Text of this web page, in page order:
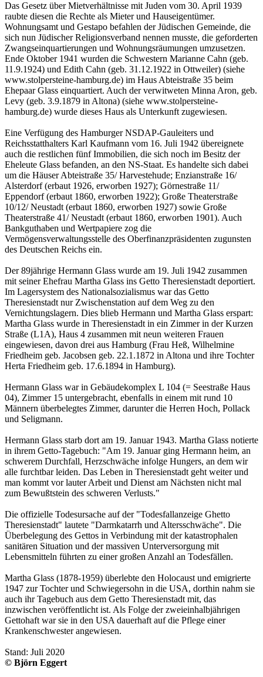
Das Gesetz über Mietverhältnisse mit Juden vom 30. April 1939
raubte diesen die Rechte als Mieter und Hauseigentümer.
Wohnungsamt und Gestapo befahlen der Jüdischen Gemeinde, die
sich nun Jüdischer Religionsverband nennen musste, die geforderten
Zwangseinquartierungen und Wohnungsräumungen umzusetzen.
Ende Oktober 1941 wurden die Schwestern Marianne Cahn (geb.
11.9.1924) und Edith Cahn (geb. 31.12.1922 in Ottweiler) (siehe
www.stolpersteine-hamburg.de) im Haus Abteistraße 35 beim
Ehepaar Glass einquartiert. Auch der verwitweten Minna Aron, geb.
Levy (geb. 3.9.1879 in Altona) (siehe www.stolpersteine-
hamburg.de) wurde dieses Haus als Unterkunft zugewiesen.
Eine Verfügung des Hamburger NSDAP-Gauleiters und
Reichsstatthalters Karl Kaufmann vom 16. Juli 1942 übereignete
auch die restlichen fünf Immobilien, die sich noch im Besitz der
Eheleute Glass befanden, an den NS-Staat. Es handelte sich dabei
um die Häuser Abteistraße 35/ Harvestehude; Enzianstraße 16/
Alsterdorf (erbaut 1926, erworben 1927); Görnestraße 11/
Eppendorf (erbaut 1860, erworben 1922); Große Theaterstraße
10/12/ Neustadt (erbaut 1860, erworben 1927) sowie Große
Theaterstraße 41/ Neustadt (erbaut 1860, erworben 1901). Auch
Bankguthaben und Wertpapiere zog die
Vermögensverwaltungsstelle des Oberfinanzpräsidenten zugunsten
des Deutschen Reichs ein.
Der 89jährige Hermann Glass wurde am 19. Juli 1942 zusammen
mit seiner Ehefrau Martha Glass ins Getto Theresienstadt deportiert.
Im Lagersystem des Nationalsozialismus war das Getto
Theresienstadt nur Zwischenstation auf dem Weg zu den
Vernichtungslagern. Dies blieb Hermann und Martha Glass erspart:
Martha Glass wurde in Theresienstadt in ein Zimmer in der Kurzen
Straße (L1A), Haus 4 zusammen mit neun weiteren Frauen
eingewiesen, davon drei aus Hamburg (Frau Heß, Wilhelmine
Friedheim geb. Jacobsen geb. 22.1.1872 in Altona und ihre Tochter
Herta Friedheim geb. 17.6.1894 in Hamburg).
Hermann Glass war in Gebäudekomplex L 104 (= Seestraße Haus
04), Zimmer 15 untergebracht, ebenfalls in einem mit rund 10
Männern überbelegtes Zimmer, darunter die Herren Hoch, Pollack
und Seligmann.
Hermann Glass starb dort am 19. Januar 1943. Martha Glass notierte
in ihrem Getto-Tagebuch: "Am 19. Januar ging Hermann heim, an
schwerem Durchfall, Herzschwäche infolge Hungers, an dem wir
alle furchtbar leiden. Das Leben in Theresienstadt geht weiter und
man kommt vor lauter Arbeit und Dienst am Nächsten nicht mal
zum Bewußtstein des schweren Verlusts."
Die offizielle Todesursache auf der "Todesfallanzeige Ghetto
Theresienstadt" lautete "Darmkatarrh und Altersschwäche". Die
Überbelegung des Gettos in Verbindung mit der katastrophalen
sanitären Situation und der massiven Unterversorgung mit
Lebensmitteln führten zu einer großen Anzahl an Todesfällen.
Martha Glass (1878-1959) überlebte den Holocaust und emigrierte
1947 zur Tochter und Schwiegersohn in die USA, dorthin nahm sie
auch ihr Tagebuch aus dem Getto Theresienstadt mit, das
inzwischen veröffentlicht ist. Als Folge der zweieinhalbjährigen
Gettohaft war sie in den USA dauerhaft auf die Pflege einer
Krankenschwester angewiesen.
Stand: Juli 2020
© Björn Eggert